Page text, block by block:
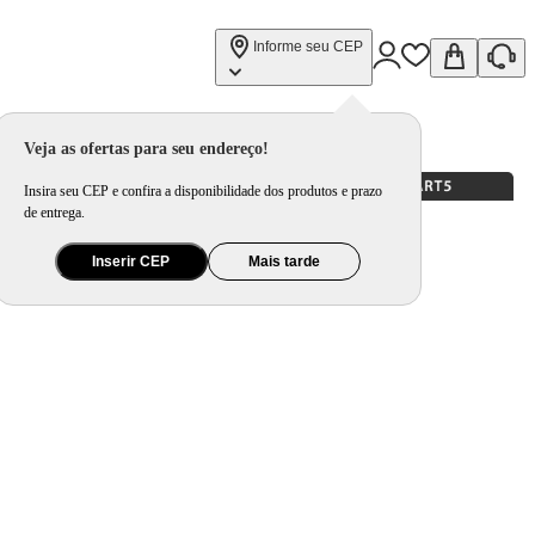
Informe seu CEP
Veja as ofertas para seu endereço!
Insira seu CEP e confira a disponibilidade dos produtos e prazo
de entrega.
Inserir CEP Mais tarde